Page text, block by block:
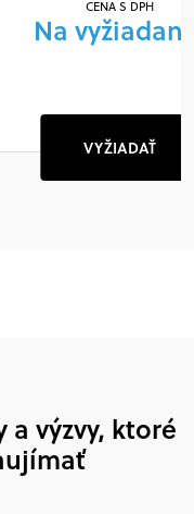
CENA S DPH
Na
VYŽIADAŤ
výzvy, ktoré